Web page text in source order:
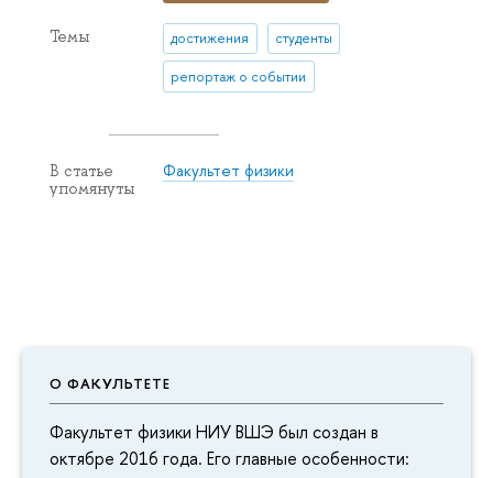
О ФАКУЛЬТЕТЕ
Факультет физики НИУ ВШЭ был создан в
октябре 2016 года. Его главные особенности:
Темы достижения студенты
репортаж о событии
В статье
упомянуты
Факультет физики